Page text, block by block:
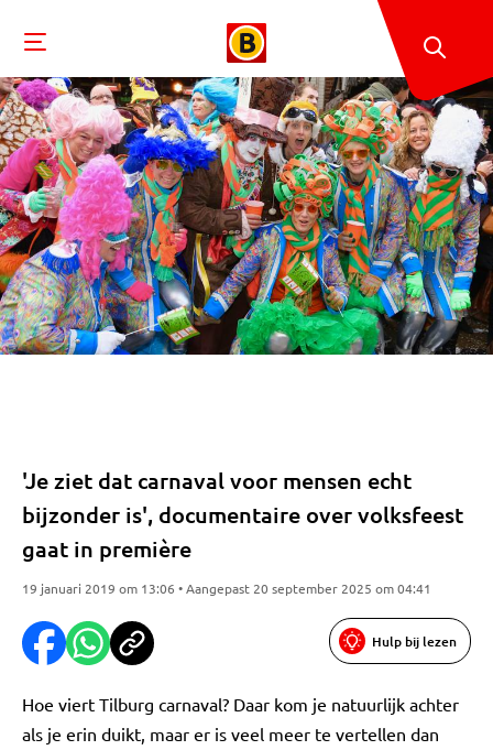
'Je ziet dat carnaval voor mensen echt
bijzonder is', documentaire over volksfeest
gaat in première
19 januari 2019 om 13:06 • Aangepast 20 september 2025 om 04:41
Hulp bij lezen
Hoe viert Tilburg carnaval? Daar kom je natuurlijk achter
als je erin duikt, maar er is veel meer te vertellen dan